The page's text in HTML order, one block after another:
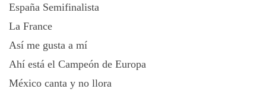
España Semifinalista
La France
Así me gusta a mí
Ahí está el Campeón de Europa
México canta y no llora